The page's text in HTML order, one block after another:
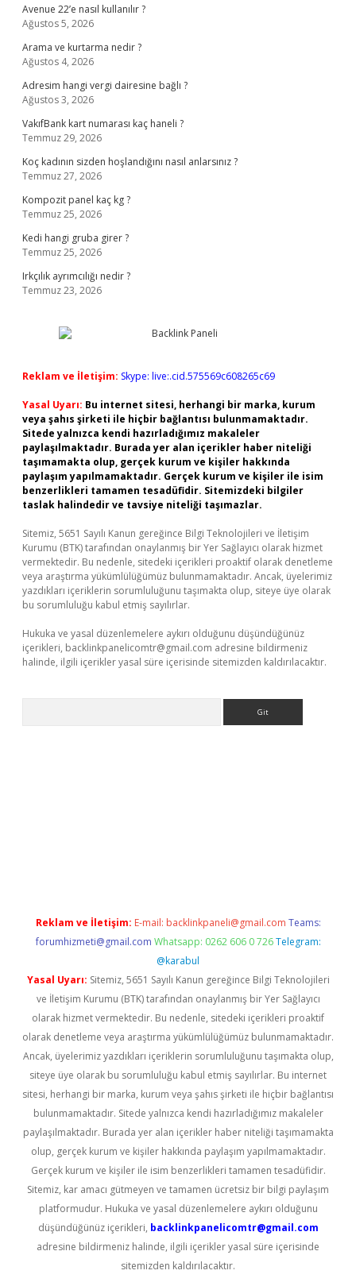
Avenue 22’e nasıl kullanılır ?
Ağustos 5, 2026
Arama ve kurtarma nedir ?
Ağustos 4, 2026
Adresim hangi vergi dairesine bağlı ?
Ağustos 3, 2026
VakıfBank kart numarası kaç haneli ?
Temmuz 29, 2026
Koç kadının sizden hoşlandığını nasıl anlarsınız ?
Temmuz 27, 2026
Kompozit panel kaç kg ?
Temmuz 25, 2026
Kedi hangi gruba girer ?
Temmuz 25, 2026
Irkçılık ayrımcılığı nedir ?
Temmuz 23, 2026
Reklam ve İletişim: Skype: live:.cid.575569c608265c69
Yasal Uyarı: Bu internet sitesi, herhangi bir marka, kurum
veya şahıs şirketi ile hiçbir bağlantısı bulunmamaktadır.
Sitede yalnızca kendi hazırladığımız makaleler
paylaşılmaktadır. Burada yer alan içerikler haber niteliği
taşımamakta olup, gerçek kurum ve kişiler hakkında
paylaşım yapılmamaktadır. Gerçek kurum ve kişiler ile isim
benzerlikleri tamamen tesadüfidir. Sitemizdeki bilgiler
taslak halindedir ve tavsiye niteliği taşımazlar.
Sitemiz, 5651 Sayılı Kanun gereğince Bilgi Teknolojileri ve İletişim
Kurumu (BTK) tarafından onaylanmış bir Yer Sağlayıcı olarak hizmet
vermektedir. Bu nedenle, sitedeki içerikleri proaktif olarak denetleme
veya araştırma yükümlülüğümüz bulunmamaktadır. Ancak, üyelerimiz
yazdıkları içeriklerin sorumluluğunu taşımakta olup, siteye üye olarak
bu sorumluluğu kabul etmiş sayılırlar.
Hukuka ve yasal düzenlemelere aykırı olduğunu düşündüğünüz
içerikleri, backlinkpanelicomtr@gmail.com adresine bildirmeniz
halinde, ilgili içerikler yasal süre içerisinde sitemizden kaldırılacaktır.
Reklam ve İletişim: E-mail: backlinkpaneli@gmail.com Teams:
forumhizmeti@gmail.com Whatsapp: 0262 606 0 726 Telegram:
@karabul
Yasal Uyarı: Sitemiz, 5651 Sayılı Kanun gereğince Bilgi Teknolojileri
ve İletişim Kurumu (BTK) tarafından onaylanmış bir Yer Sağlayıcı
olarak hizmet vermektedir. Bu nedenle, sitedeki içerikleri proaktif
olarak denetleme veya araştırma yükümlülüğümüz bulunmamaktadır.
Ancak, üyelerimiz yazdıkları içeriklerin sorumluluğunu taşımakta olup,
siteye üye olarak bu sorumluluğu kabul etmiş sayılırlar. Bu internet
sitesi, herhangi bir marka, kurum veya şahıs şirketi ile hiçbir bağlantısı
bulunmamaktadır. Sitede yalnızca kendi hazırladığımız makaleler
paylaşılmaktadır. Burada yer alan içerikler haber niteliği taşımamakta
olup, gerçek kurum ve kişiler hakkında paylaşım yapılmamaktadır.
Gerçek kurum ve kişiler ile isim benzerlikleri tamamen tesadüfidir.
Sitemiz, kar amacı gütmeyen ve tamamen ücretsiz bir bilgi paylaşım
platformudur. Hukuka ve yasal düzenlemelere aykırı olduğunu
düşündüğünüz içerikleri, backlinkpanelicomtr@gmail.com
adresine bildirmeniz halinde, ilgili içerikler yasal süre içerisinde
sitemizden kaldırılacaktır.